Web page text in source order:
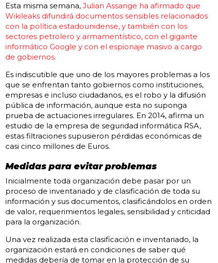
Esta misma semana,Julian Assange ha afirmado que
Wikileaks difundirá documentos sensibles relacionados
con la política estadounidense, y también con los
sectores petrolero y armamentístico, con el gigante
informático Google y con el espionaje masivo a cargo
de gobiernos.
Es indiscutible que uno de los mayores problemas a los
que se enfrentan tanto gobiernos como instituciones,
empresas e incluso ciudadanos, es el robo y la difusión
pública de información, aunque esta no suponga
prueba de actuaciones irregulares. En 2014, afirma un
estudio de la empresa de seguridad informática RSA,
estas filtraciones supusieron pérdidas económicas de
casi cinco millones de Euros.
Medidas para evitar problemas
Inicialmente toda organización debe pasar por un
proceso de inventariado y de clasificación de toda su
información y sus documentos, clasificándolos en orden
de valor, requerimientos legales, sensibilidad y criticidad
para la organización.
Una vez realizada esta clasificación e inventariado, la
organización estará en condiciones de saber qué
medidas debería de tomar en la protección de su